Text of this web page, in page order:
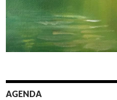
AGENDA